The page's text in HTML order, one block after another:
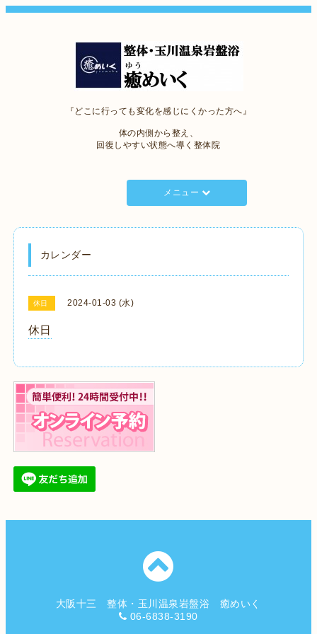
『どこに行っても変化を感じにくかった方へ』
体の内側から整え、
回復しやすい状態へ導く整体院
メニュー
カレンダー
休日 2024-01-03 (水)
休日
大阪十三 整体・玉川温泉岩盤浴 癒めいく
06-6838-3190